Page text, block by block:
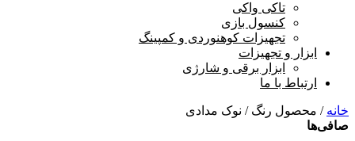
تاکی واکی
کنسول بازی
تجهیزات کوهنوردی و کمپینگ
ابزار و تجهیزات
ابزار برقی و شارژی
ارتباط با ما
خانه / محصول رنگ / نوک مدادی
صافی‌ها